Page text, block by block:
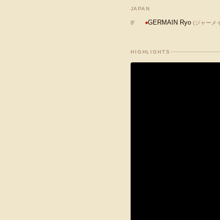
JAPAN
8' GERMAIN Ryo (ジャーメ
HIGHLIGHTS